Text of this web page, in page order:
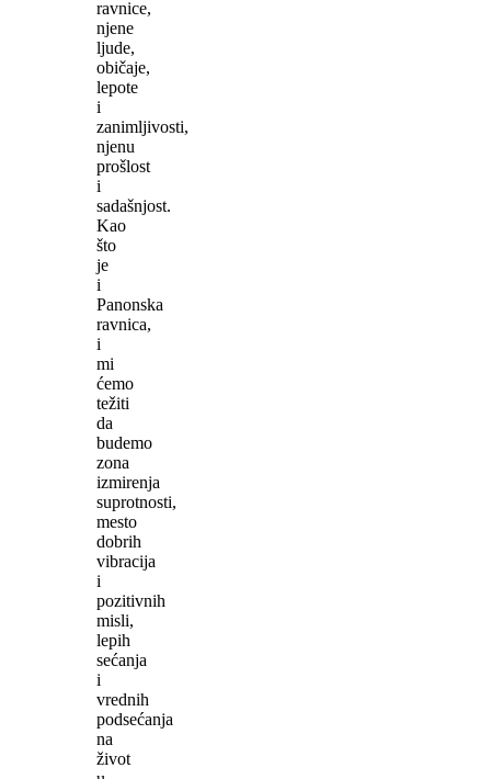
ravnice,
njene
ljude,
običaje,
lepote
i
zanimljivosti,
njenu
prošlost
i
sadašnjost.
Kao
što
je
i
Panonska
ravnica,
i
mi
ćemo
težiti
da
budemo
zona
izmirenja
suprotnosti,
mesto
dobrih
vibracija
i
pozitivnih
misli,
lepih
sećanja
i
vrednih
podsećanja
na
život